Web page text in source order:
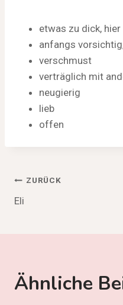
etwas zu dick,
anfangs
verschmust
verträglich mit
neugierig
lieb
offen
ZURÜCK
Eli
Ähnliche